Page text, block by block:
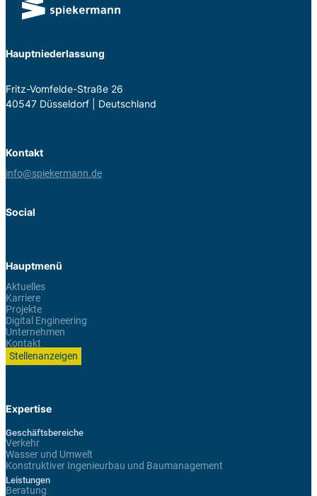
Hauptniederlassung
Fritz-Vom­felde-Straße 26
40547 Düs­sel­dorf | Deutsch­land
Kontakt
info@spiekermann.de
Social
Hauptmenü
Aktuelles
Karriere
Projekte
Digital Engineering
Unternehmen
Kontakt
Stellenanzeigen
Expertise
Geschäftsbereiche
Verkehr
Wasser und Umwelt
Konstruktiver Ingenieurbau und Baumanagement
Leistungen
Beratung